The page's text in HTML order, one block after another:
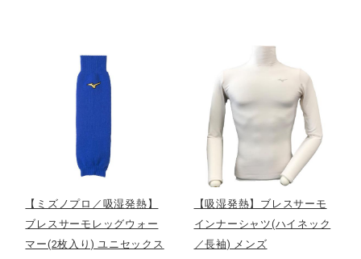
ソフトボール
柔道
ウィンタースポーツ
ワーキング
【ミズノプロ／吸湿発熱】
ブレスサーモレッグウォー
マー(2枚入り) ユニセックス
【吸湿発熱】ブレスサーモ
インナーシャツ(ハイネック
／長袖) メンズ